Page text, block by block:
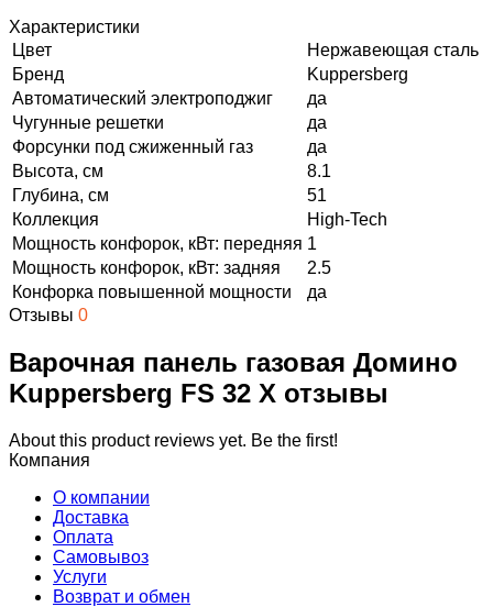
Характеристики
Цвет
Нержавеющая сталь
Бренд
Kuppersberg
Автоматический электроподжиг
да
Чугунные решетки
да
Форсунки под сжиженный газ
да
Высота, см
8.1
Глубина, см
51
Коллекция
High-Tech
Мощность конфорок, кВт: передняя 1
Мощность конфорок, кВт: задняя
2.5
Конфорка повышенной мощности
да
Отзывы 0
Варочная панель газовая Домино
Kuppersberg FS 32 X отзывы
About this product reviews yet. Be the first!
Компания
О компании
Доставка
Оплата
Самовывоз
Услуги
Возврат и обмен